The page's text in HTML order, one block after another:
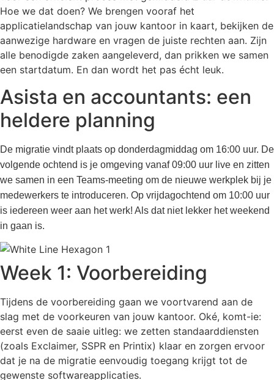
Hoe we dat doen? We brengen vooraf het
applicatielandschap van jouw kantoor in kaart, bekijken de
aanwezige hardware en vragen de juiste rechten aan. Zijn
alle benodigde zaken aangeleverd, dan prikken we samen
een startdatum. En dan wordt het pas écht leuk.
Asista en accountants: een
heldere planning
De migratie vindt plaats op donderdagmiddag om 16:00 uur. De
volgende ochtend is je omgeving vanaf 09:00 uur live en zitten
we samen in een Teams-meeting om de nieuwe werkplek bij je
medewerkers te introduceren. Op vrijdagochtend om 10:00 uur
is iedereen weer aan het werk! Als dat niet lekker het weekend
in gaan is.
Week 1: Voorbereiding
Tijdens de voorbereiding gaan we voortvarend aan de
slag met de voorkeuren van jouw kantoor. Oké, komt-ie:
eerst even de saaie uitleg: we zetten standaarddiensten
(zoals Exclaimer, SSPR en Printix) klaar en zorgen ervoor
dat je na de migratie eenvoudig toegang krijgt tot de
gewenste softwareapplicaties.